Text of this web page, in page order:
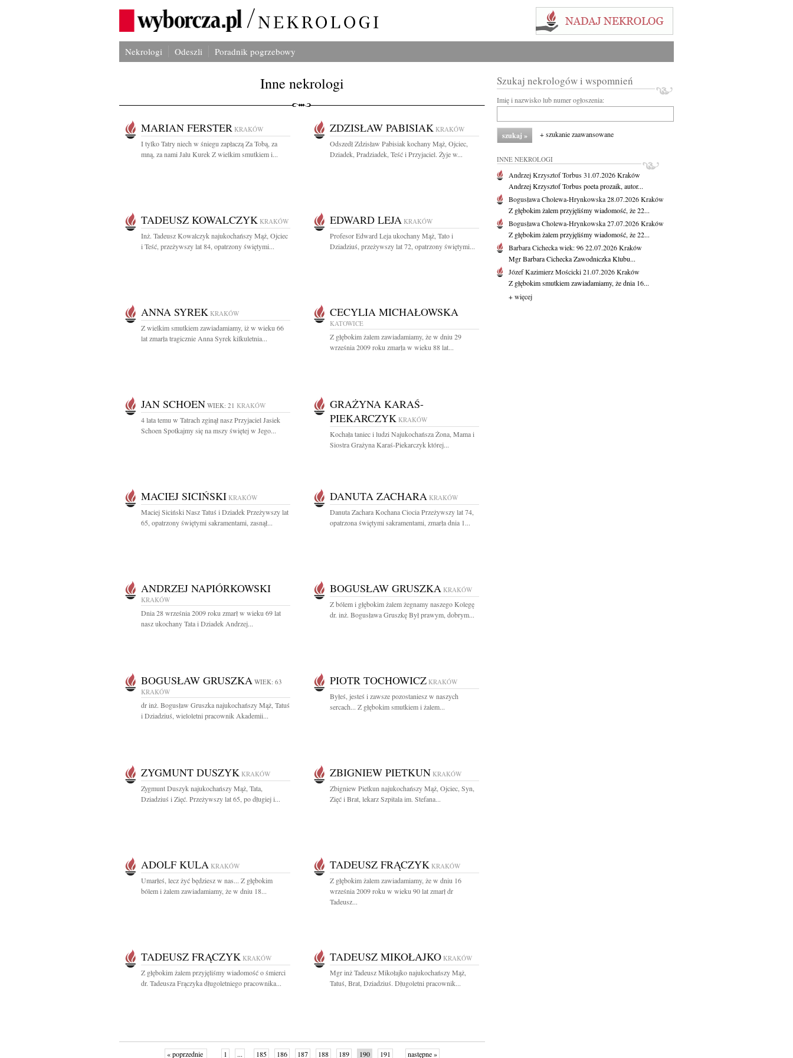
Nekrologi Odeszli Poradnik pogrzebowy
Inne nekrologi
MARIAN FERSTER KRAKÓW
I tylko Tatry niech w śniegu zapłaczą Za Tobą, za
mną, za nami Jalu Kurek Z wielkim smutkiem i...
ZDZISŁAW PABISIAK KRAKÓW
Odszedł Zdzisław Pabisiak kochany Mąż, Ojciec,
Dziadek, Pradziadek, Teść i Przyjaciel. Żyje w...
TADEUSZ KOWALCZYK KRAKÓW
Inż. Tadeusz Kowalczyk najukochańszy Mąż, Ojciec
i Teść, przeżywszy lat 84, opatrzony świętymi...
EDWARD LEJA KRAKÓW
Profesor Edward Leja ukochany Mąż, Tato i
Dziadziuś, przeżywszy lat 72, opatrzony świętymi...
ANNA SYREK KRAKÓW
Z wielkim smutkiem zawiadamiamy, iż w wieku 66
lat zmarła tragicznie Anna Syrek kilkuletnia...
CECYLIA MICHAŁOWSKA
KATOWICE
Z głębokim żalem zawiadamiamy, że w dniu 29
września 2009 roku zmarła w wieku 88 lat...
JAN SCHOEN WIEK: 21 KRAKÓW
4 lata temu w Tatrach zginął nasz Przyjaciel Jasiek
Schoen Spotkajmy się na mszy świętej w Jego...
GRAŻYNA KARAŚ-
PIEKARCZYK KRAKÓW
Kochała taniec i ludzi Najukochańsza Żona, Mama i
Siostra Grażyna Karaś-Piekarczyk której...
MACIEJ SICIŃSKI KRAKÓW
Maciej Siciński Nasz Tatuś i Dziadek Przeżywszy lat
65, opatrzony świętymi sakramentami, zasnął...
DANUTA ZACHARA KRAKÓW
Danuta Zachara Kochana Ciocia Przeżywszy lat 74,
opatrzona świętymi sakramentami, zmarła dnia 1...
ANDRZEJ NAPIÓRKOWSKI
KRAKÓW
Dnia 28 września 2009 roku zmarł w wieku 69 lat
nasz ukochany Tata i Dziadek Andrzej...
BOGUSŁAW GRUSZKA KRAKÓW
Z bólem i głębokim żalem żegnamy naszego Kolegę
dr. inż. Bogusława Gruszkę Był prawym, dobrym...
BOGUSŁAW GRUSZKA WIEK: 63
KRAKÓW
dr inż. Bogusław Gruszka najukochańszy Mąż, Tatuś
i Dziadziuś, wieloletni pracownik Akademii...
PIOTR TOCHOWICZ KRAKÓW
Byłeś, jesteś i zawsze pozostaniesz w naszych
sercach... Z głębokim smutkiem i żalem...
ZYGMUNT DUSZYK KRAKÓW
Zygmunt Duszyk najukochańszy Mąż, Tata,
Dziadziuś i Zięć. Przeżywszy lat 65, po długiej i...
ZBIGNIEW PIETKUN KRAKÓW
Zbigniew Pietkun najukochańszy Mąż, Ojciec, Syn,
Zięć i Brat, lekarz Szpitala im. Stefana...
ADOLF KULA KRAKÓW
Umarłeś, lecz żyć będziesz w nas... Z głębokim
bólem i żalem zawiadamiamy, że w dniu 18...
TADEUSZ FRĄCZYK KRAKÓW
Z głębokim żalem zawiadamiamy, że w dniu 16
września 2009 roku w wieku 90 lat zmarł dr
Tadeusz...
TADEUSZ FRĄCZYK KRAKÓW
Z głębokim żalem przyjęliśmy wiadomość o śmierci
dr. Tadeusza Frączyka długoletniego pracownika...
TADEUSZ MIKOŁAJKO KRAKÓW
Mgr inż Tadeusz Mikołajko najukochańszy Mąż,
Tatuś, Brat, Dziadziuś. Długoletni pracownik...
« poprzednie 1 ... 185 186 187 188 189 190 191 następne »
Szukaj nekrologów i wspomnień
Imię i nazwisko lub numer ogłoszenia:
+ szukanie zaawansowane
INNE NEKROLOGI
Andrzej Krzysztof Torbus31.07.2026Kraków
Andrzej Krzysztof Torbus poeta prozaik, autor...
Bogusława Cholewa-Hrynkowska28.07.2026Kraków
Z głębokim żalem przyjęliśmy wiadomość, że 22...
Bogusława Cholewa-Hrynkowska27.07.2026Kraków
Z głębokim żalem przyjęliśmy wiadomość, że 22...
Barbara Cicheckawiek: 9622.07.2026Kraków
Mgr Barbara Cichecka Zawodniczka Klubu...
Józef Kazimierz Mościcki21.07.2026Kraków
Z głębokim smutkiem zawiadamiamy, że dnia 16...
+ więcej